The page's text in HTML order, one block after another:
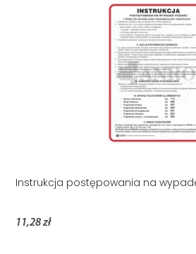
Instrukcja postępowania na
11,28 zł